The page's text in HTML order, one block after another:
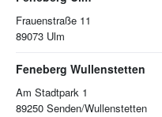
Frauenstraße 11
89073 Ulm
Feneberg Wullenstetten
Am Stadtpark 1
89250 Senden/Wullenstetten